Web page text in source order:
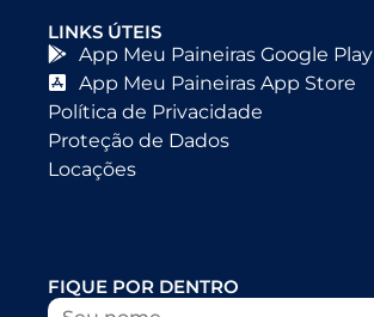
LINKS ÚTEIS
App Meu Paineiras Google Play
App Meu Paineiras App Store
Política de Privacidade
Proteção de Dados
Locações
FIQUE POR DENTRO